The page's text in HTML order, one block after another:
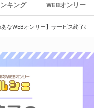
キング WEBオンリー
あなWEBオンリー】サービス終了の